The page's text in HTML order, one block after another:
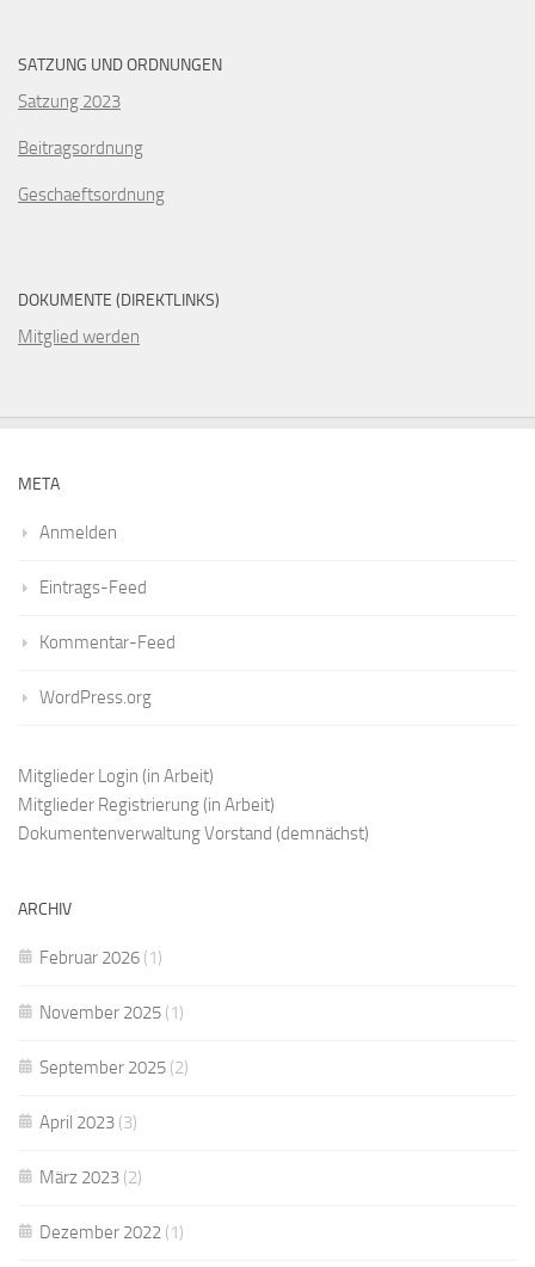
SATZUNG UND ORDNUNGEN
Satzung 2023
Beitragsordnung
Geschaeftsordnung
DOKUMENTE (DIREKTLINKS)
Mitglied werden
META
Anmelden
Eintrags-Feed
Kommentar-Feed
WordPress.org
Mitglieder Login (in Arbeit)
Mitglieder Registrierung (in Arbeit)
Dokumentenverwaltung Vorstand (demnächst)
ARCHIV
Februar 2026 (1)
November 2025 (1)
September 2025 (2)
April 2023 (3)
März 2023 (2)
Dezember 2022 (1)